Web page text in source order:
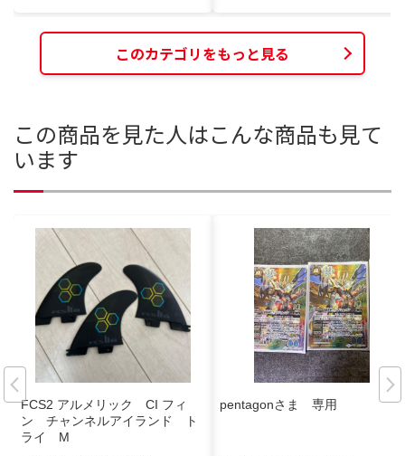
このカテゴリをもっと見る
この商品を見た人はこんな商品も見て
います
FCS2 アルメリック CI フィ
ン チャンネルアイランド ト
ライ M
pentagonさま 専用